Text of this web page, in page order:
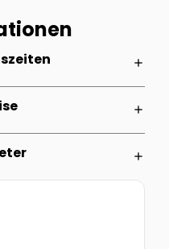
add
add
add